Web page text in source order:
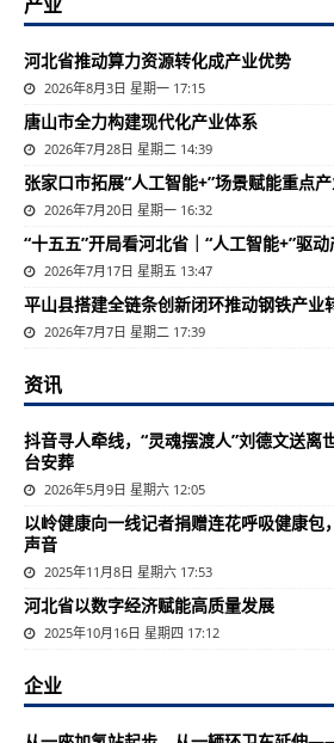
河北省推动算力资源转化成产业优势
2026年8月3日 星期一 17:15
唐山市全力构建现代化产业体系
2026年7月28日 星期二 14:39
张家口市拓展“人工智能+”场景赋能重点
2026年7月20日 星期一 16:32
“十五五”开局看河北省｜“人工智能+”驱
2026年7月17日 星期五 13:47
平山县搭建全链条创新闭环推动钢铁产业
2026年7月7日 星期二 17:39
资讯
抖音寻人牵线，“灵魂摆渡人”刘德文送离
台安葬
2026年5月9日 星期六 12:05
以岭健康向一线记者捐赠连花呼吸健康包
声音
2025年11月8日 星期六 17:53
河北省以数字经济赋能高质量发展
2025年10月16日 星期四 17:12
企业